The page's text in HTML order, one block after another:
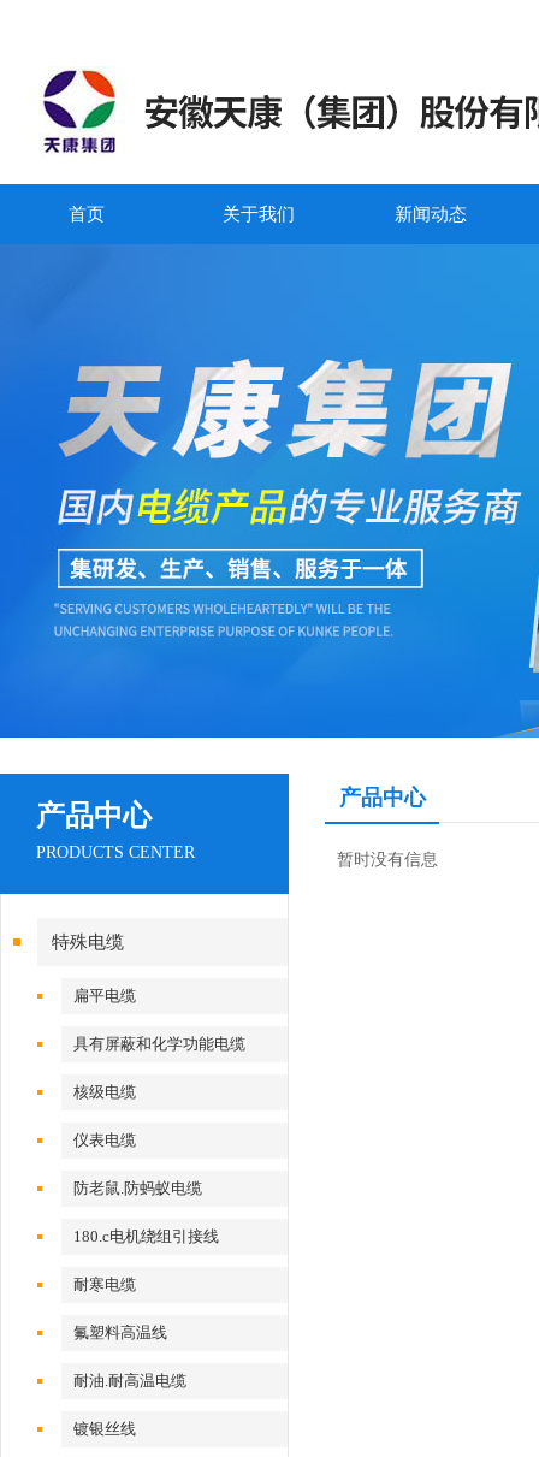
首页 关于我们 新闻动态
产品中心
PRODUCTS CENTER
特殊电缆
扁平电缆
具有屏蔽和化学功能电缆
核级电缆
仪表电缆
防老鼠.防蚂蚁电缆
180.c电机绕组引接线
耐寒电缆
氟塑料高温线
耐油.耐高温电缆
镀银丝线
产品中心
暂时没有信息